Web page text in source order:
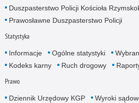
Duszpasterstwo Policji Kościoła
Prawosławne Duszpasterstwo Policji
Statystyka
Informacje Ogólne statystyki
Kodeks karny
Ruch drogowy
Prawo
Dziennik Urzędowy KGP Wyroki